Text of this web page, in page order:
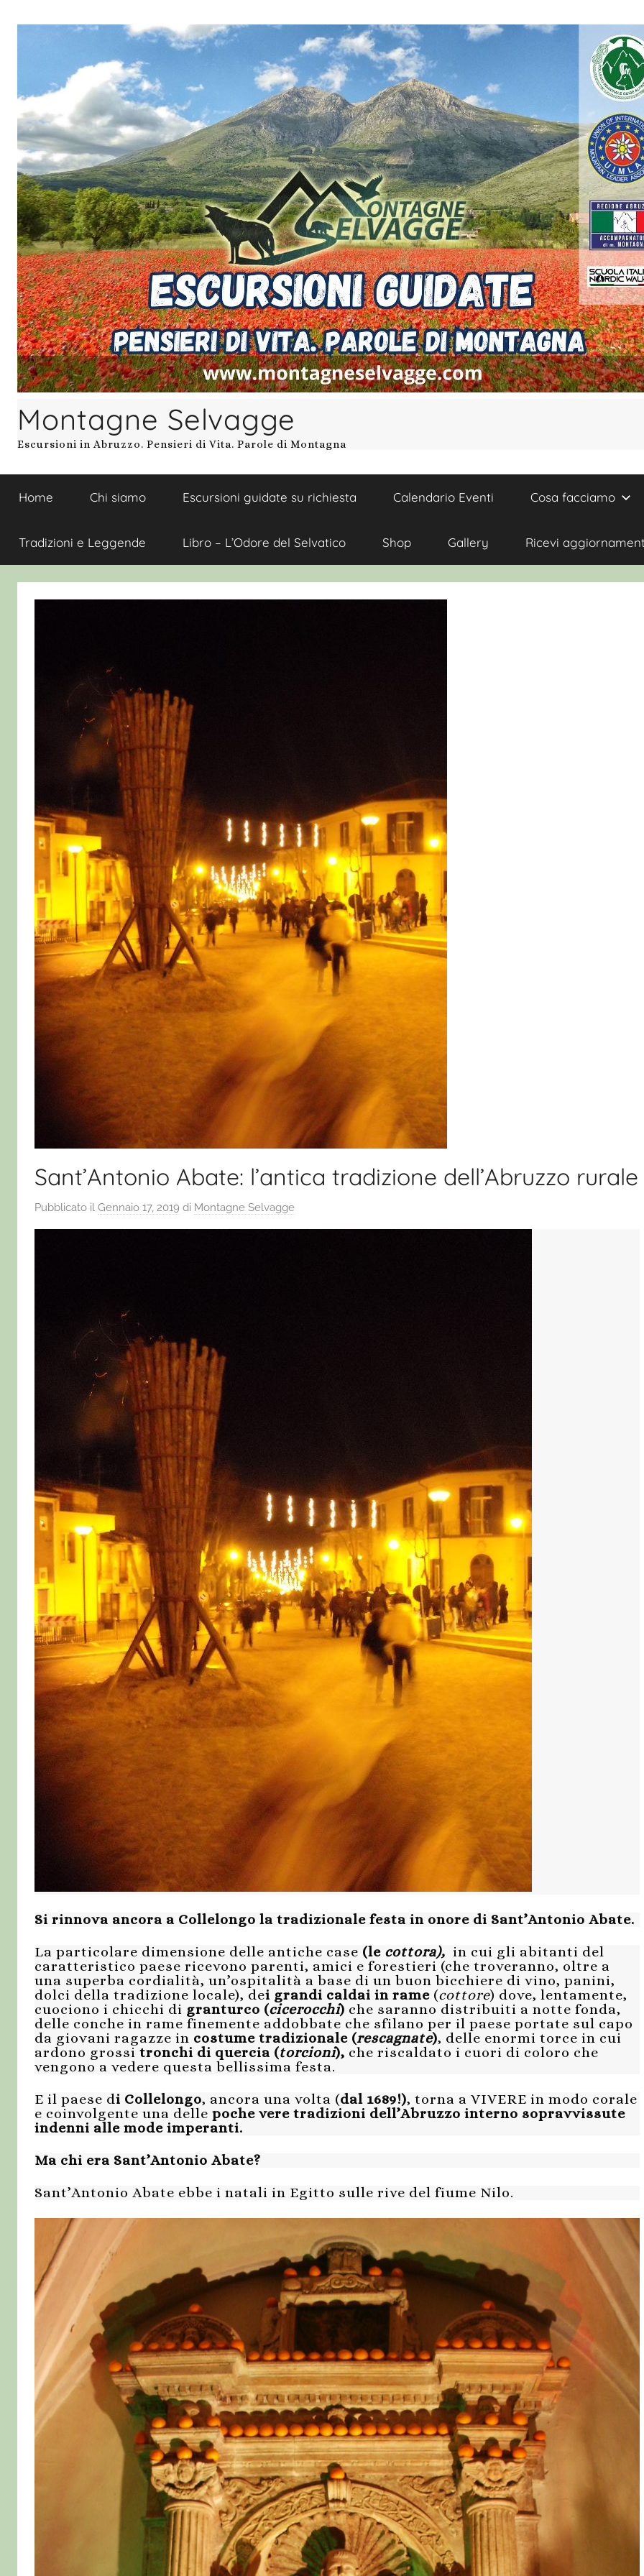
Montagne Selvagge
Escursioni in Abruzzo. Pensieri di Vita. Parole di Montagna
Home Chi siamo Escursioni guidate su richiesta Calendario Eventi Cosa facciamo
Tradizioni e Leggende Libro – L’Odore del Selvatico Shop Gallery Ricevi
Sant’Antonio Abate: l’antica tradizione dell’Abruzzo rurale
Pubblicato il Gennaio 17, 2019 di Montagne Selvagge
Si rinnova ancora a Collelongo la tradizionale festa in onore di Sant’Antonio Abate.
La particolare dimensione delle antiche case (le cottora), in cui gli abitanti del
caratteristico paese ricevono parenti, amici e forestieri (che troveranno, oltre a
una superba cordialità, un’ospitalità a base di un buon bicchiere di vino, panini,
dolci della tradizione locale), dei grandi caldai in rame (cottore) dove, lentamente,
cuociono i chicchi di granturco (cicerocchi) che saranno distribuiti a notte fonda,
delle conche in rame finemente addobbate che sfilano per il paese portate sul capo
da giovani ragazze in costume tradizionale (rescagnate), delle enormi torce in cui
ardono grossi tronchi di quercia (torcioni), che riscaldato i cuori di coloro che
vengono a vedere questa bellissima festa.
E il paese di Collelongo, ancora una volta (dal 1689!), torna a VIVERE in modo corale
e coinvolgente una delle poche vere tradizioni dell’Abruzzo interno sopravvissute
indenni alle mode imperanti.
Ma chi era Sant’Antonio Abate?
Sant’Antonio Abate ebbe i natali in Egitto sulle rive del fiume Nilo.